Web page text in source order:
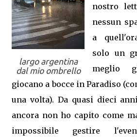
largo argentina
dal mio ombrello
nostro
nessun
a
solo un
meglio
giocano a bocce in Paradiso
una volta). Da quasi dieci
ancora non ho capito come
impossibile gestire